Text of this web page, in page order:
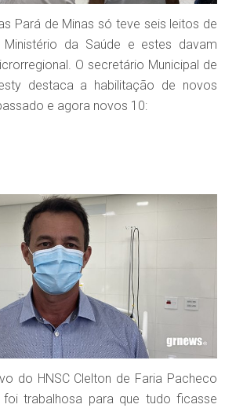
Pará de Minas só teve seis leitos de
Ministério da Saúde e estes davam
O secretário Municipal de
destaca a habilitação de novos
e agora novos 10:
do HNSC Clelton de Faria Pacheco
trabalhosa para que tudo ficasse